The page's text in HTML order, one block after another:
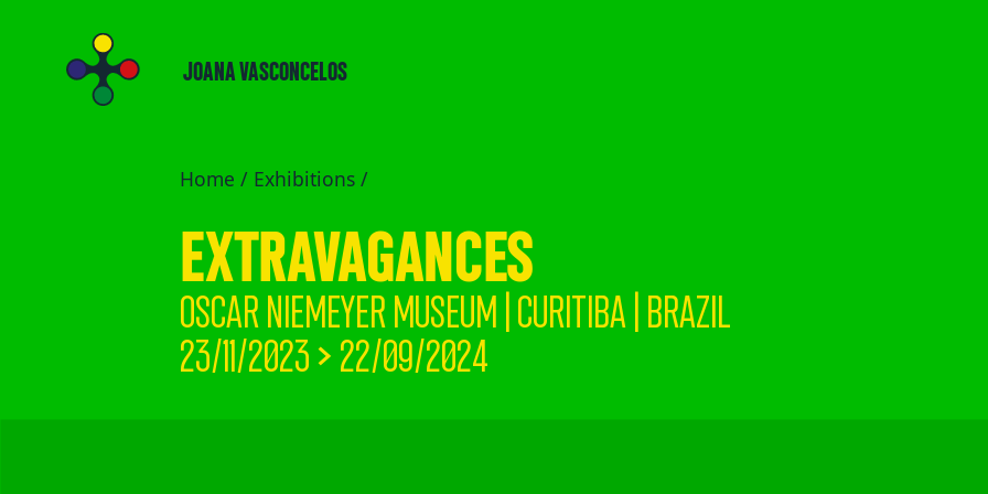
JOANA VASCONCELOS
Home / Exhibitions/
EXTRAVAGANCES
OSCAR NIEMEYER MUSEUM | CURITIBA | BRAZIL
23/11/2023 > 22/09/2024